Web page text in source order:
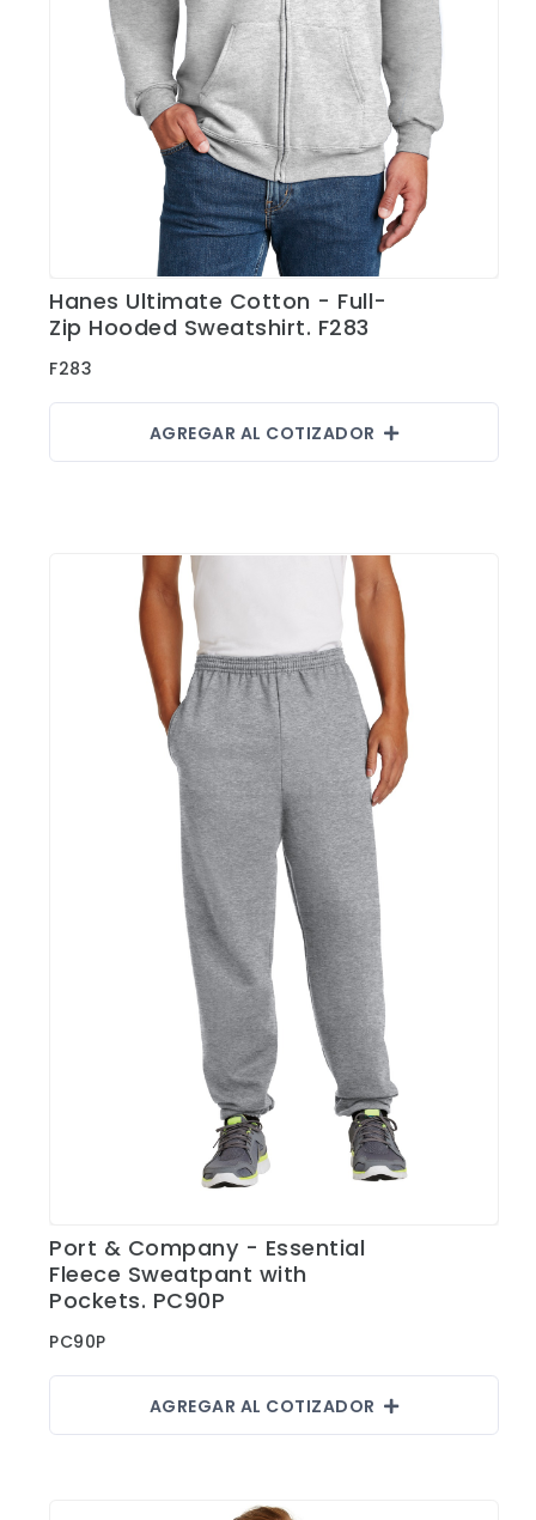
Ver Detalles
Hanes Ultimate Cotton - Full-
Zip Hooded Sweatshirt. F283
F283
AGREGAR AL COTIZADOR
Ver Detalles
Port & Company - Essential
Fleece Sweatpant with
Pockets. PC90P
PC90P
AGREGAR AL COTIZADOR